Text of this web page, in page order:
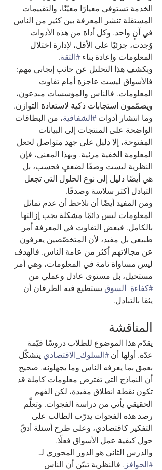
الخدمة تستوفي معيارًا معيّنًا، والتقييمات
المستقلة تنشر المعرفة بين كثير من الناس
في آنٍ واحد. وكل أداة من هذه الأدوات
وُجدت، جزئيًا على الأقل، لإدارة اختلال
المعلومات وإعادة بناء #الثقة.
ويكشف هذا التحليل عن جانب إيجابي مهم:
فالأسواق ليست عاجزة أمام تفاوت
المعلومات. فالناس والمؤسسات مبدعون،
ويصمّمون استجابات ذكية لاستعادة التوازن.
وما انتشار أدوات #الشفافية، من البطاقات
الواضحة على المنتجات إلى البيانات
المفتوحة، إلا دليل على جهد متواصل لجعل
المعلومة الخفية مرئية. وبهذا المعنى، فإن
النظرية ليست وصفًا لضعفٍ فحسب، بل
هي أيضًا دليل إلى نوع الحلول التي تجعل
التبادل أكثر سلاسة وصدقًا.
ومن المفيد أيضًا أن نلاحظ أن عدم تماثل
المعلومات ليس دائمًا مشكلة يجب إزالتها
بالكامل. فبعض التفاوت في المعرفة أمر
طبيعي بل مفيد، لأن المتخصّصين يعرفون
عن مجالاتهم أكثر من عامة الناس. فالهدف
ليس مساواة تامة في المعلومات، وهي أمر
مستحيل، بل مستوى عادل وعملي من
#كفاءة_السوق يستطيع فيه الطرفان أن
يثقا بالتبادل.
المناقشة
يقدّم هذا الموضوع للطلاب دروسًا قيّمة
عدّة. أولها أن #السلوك_الاقتصادي يتشكّل
بعمق بما يعرفه الناس وما يجهلونه. صحيح
أن النماذج التي تفترض معلومات كاملة قد
تكون نقطة انطلاق مفيدة، لكن الفهم
الحقيقي يأتي من دراسة الفجوات. وتعلّم
رصد هذه الفجوات يدرّب الطالب على
التفكير كاقتصادي، وعلى طرح أسئلة أدقّ
حول كيفية عمل الأسواق فعلًا.
والدرس الثاني هو الدور المحوري لـ
#الحوافز . فالنظرية تبيّن أن الناس